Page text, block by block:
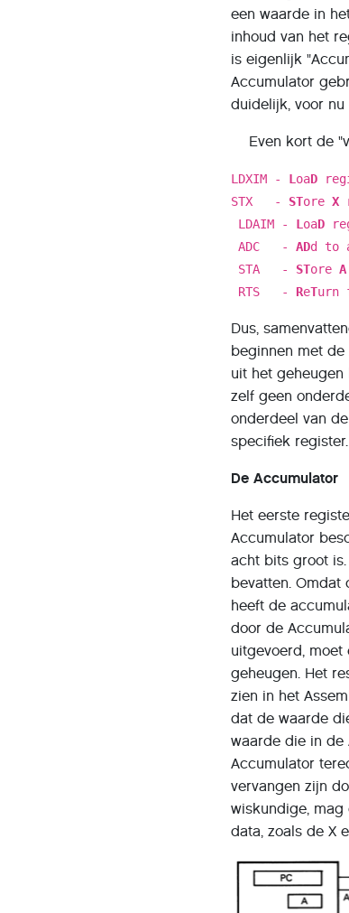
een waarde in
inhoud van het
is eigenlijk
Accumulator
duidelijk, voor nu
Even kort de
LDXIM - L oaD
STX - SToreX
LDAIM - L oaD
ADC -ADd to
STA - SToreA
RTS - ReTurn
Dus,
beginnen met de
uit het
zelf geen
onderdeel van
specifiek register.
De Accumulator
Het eerste
Accumulator
acht bits groot
bevatten.
heeft de
door de
uitgevoerd,
geheugen. Het
zien in het
dat de waarde
waarde die in de
Accumulator
vervangen zijn
wiskundige,
data, zoals de X